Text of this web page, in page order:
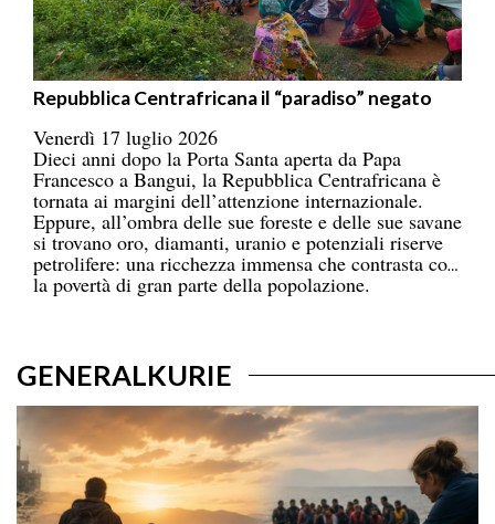
Repubblica Centrafricana il “paradiso” negato
Venerdì 17 luglio 2026
Dieci anni dopo la Porta Santa aperta da Papa
Francesco a Bangui, la Repubblica Centrafricana è
tornata ai margini dell’attenzione internazionale.
Eppure, all’ombra delle sue foreste e delle sue savane
si trovano oro, diamanti, uranio e potenziali riserve
petrolifere: una ricchezza immensa che contrasta con
la povertà di gran parte della popolazione.
GENERALKURIE